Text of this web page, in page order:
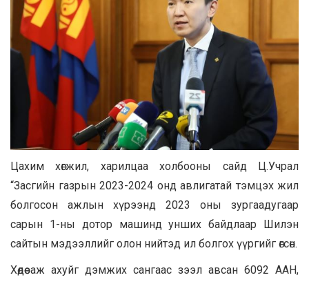
Цахим хөгжил, харилцаа холбооны сайд Ц.Учрал
“Засгийн газрын 2023-2024 онд авлигатай тэмцэх жил
болгосон ажлын хүрээнд 2023 оны зургаадугаар
сарын 1-ны дотор машинд унших байдлаар Шилэн
сайтын мэдээллийг олон нийтэд ил болгох үүргийг өгсөн.
Хөдөө аж ахуйг дэмжих сангаас зээл авсан 6092 ААН,